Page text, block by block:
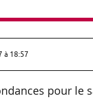
42942)
à 18:57
pour le